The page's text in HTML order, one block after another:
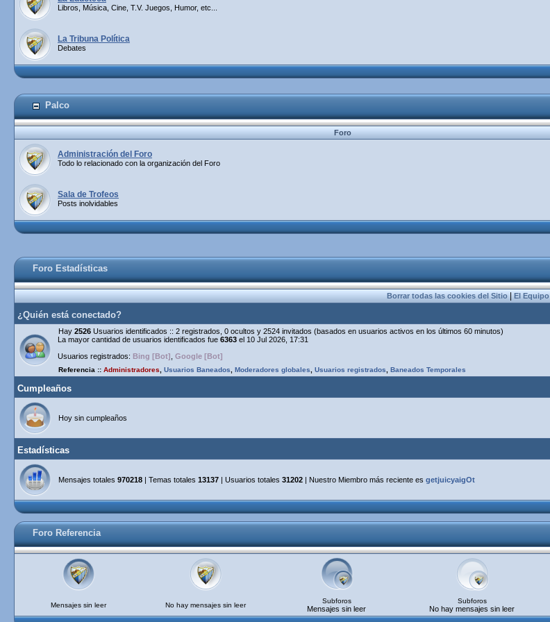
Libros, Música, Cine, T.V. Juegos, Humor, etc...
La Tribuna Política
Debates
Palco
Foro
Administración del Foro
Todo lo relacionado con la organización del Foro
Sala de Trofeos
Posts inolvidables
Foro Estadísticas
Borrar todas las cookies del Sitio|El Equipo
¿Quién está conectado?
Hay 2526 Usuarios identificados :: 2 registrados, 0 ocultos y 2524 invitados (basados en usuarios activos en los últimos 60 minutos)
La mayor cantidad de usuarios identificados fue 6363 el 10 Jul 2026, 17:31
Usuarios registrados: Bing [Bot] Google [Bot]
Referencia :: Administradores Usuarios Baneados Moderadores globales Usuarios registrados Baneados Temporales
Cumpleaños
Hoy sin cumpleaños
Estadísticas
Mensajes totales 970218 | Temas totales 13137 | Usuarios totales 31202 | Nuestro Miembro más reciente es getjuicyaigOt
Foro Referencia
Mensajes sin leer No hay mensajes sin leer
Subforos
Mensajes sin leer
Subforos
No hay mensajes sin leer